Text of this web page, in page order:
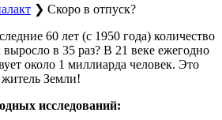
❯ Скоро в отпуск?
60 лет (с 1950 года) количество
выросло в 35 раз? В 21 веке ежегодно
около 1 миллиарда человек. Это
Земли!
исследований: